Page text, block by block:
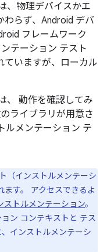
、物理デバイスかエ
わらず、Android デバ
フレームワーク
テーション テスト
ていますが、ローカル
、 動作を確認してみ
ライブラリが用意さ
ルメンテーション テ
（インストルメンテーシ
す。
アクセスできるよ
ストルメンテーション。
ン コンテキストと テス
インストルメンテーシ